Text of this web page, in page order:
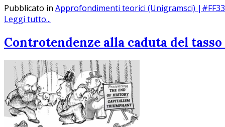
Pubblicato in Approfondimenti teorici (Unigramsci)
Leggi tutto...
Controtendenze alla caduta del